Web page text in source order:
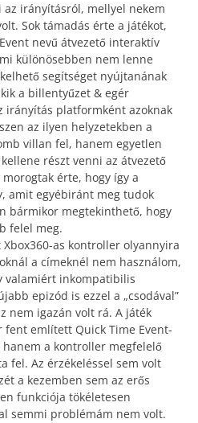
irányításról, mellyel nekem
Sok támadás érte a játékot,
nevű átvezető interaktív
különösebben nem lenne
segítséget nyújtanának
a billentyűzet & egér
irányítás platformként azoknak
az ilyen helyzetekben a
villan fel, hanem egyetlen
részt venni az átvezető
érte, hogy így a
amit egyébiránt meg tudok
bármikor megtekinthető, hogy
felel meg.
as kontroller olyannyira
a címeknél nem használom,
valamiért inkompatibilis
epizód is ezzel a „csodával”
nem igazán volt rá. A játék
említett Quick Time Event-
a kontroller megfelelő
fel. Az érzékeléssel sem volt
a kezemben sem az erős
funkciója tökéletesen
semmi problémám nem volt.